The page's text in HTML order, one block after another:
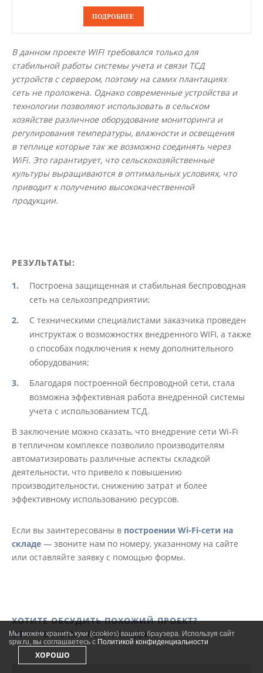
ПОДРОБНЕЕ
В данном проекте WIFI требовался только для
стабильной работы системы учета и связи ТСД
устройств с сервером, поэтому на самих плантациях
сеть не проложена. Однако современные устройства и
технологии позволяют использовать в сельском
хозяйстве различное оборудование мониторинга и
регулирования температуры, влажности и освещения
в теплице которые так же возможно соединять через
WiFi. Это гарантирует, что сельскохозяйственные
культуры выращиваются в оптимальных условиях, что
приводит к получению высококачественной
продукции.
РЕЗУЛЬТАТЫ:
Построена защищенная и стабильная беспроводная
сеть на сельхозпредприятии;
С техническими специалистами заказчика проведен
инструктаж о возможностях внедренного WIFI, а также
о способах подключения к нему дополнительного
оборудования;
Благодаря построенной беспроводной сети, стала
возможна эффективная работа внедренной системы
учета с использованием ТСД.
В заключение можно сказать, что внедрение сети Wi-Fi
в тепличном комплексе позволило производителям
автоматизировать различные аспекты складкой
деятельности, что привело к повышению
производительности, снижению затрат и более
эффективному использованию ресурсов.
Если вы заинтересованы в построении Wi-Fi-сети на
складе — звоните нам по номеру, указанному на сайте
или оставляйте заявку с помощью формы.
ХОТИТЕ ОБСУДИТЬ ПОХОЖИЙ ПРОЕКТ?
ОТПРАВЬТЕ ЗАПРОС МЕНЕДЖЕРУ
Мы можем хранить куки (cookies) вашего браузера. Используя сайт
spw.ru, вы соглашаетесь с Политикой конфиденциальности
ХОРОШО